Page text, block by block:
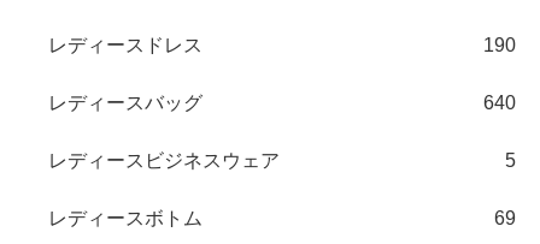
レディースドレス 190
レディースバッグ 640
レディースビジネスウェア 5
レディースボトム 69